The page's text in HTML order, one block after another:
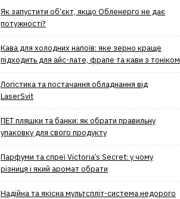
Як запустити об’єкт, якщо Обленерго не дає
потужності?
Кава для холодних напоїв: яке зерно краще
підходить для айс-лате, фрапе та кави з тоніком
Логістика та постачання обладнання від
LaserSvit
ПЕТ пляшки та банки: як обрати правильну
упаковку для свого продукту
Парфуми та спреї Victoria’s Secret: у чому
різниця і який аромат обрати
Надійна та якісна мультспліт-система недорого